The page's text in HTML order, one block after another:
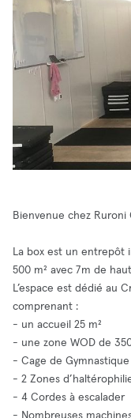
Bienvenue chez Ruroni
La box est un entrepôt
500 m² avec 7m de
L’espace est dédié au
comprenant :
- un accueil 25 m²
- une zone WOD de
- Cage de Gymnastique
- 2 Zones
- 4 Cordes à escalader
- Nombreuses